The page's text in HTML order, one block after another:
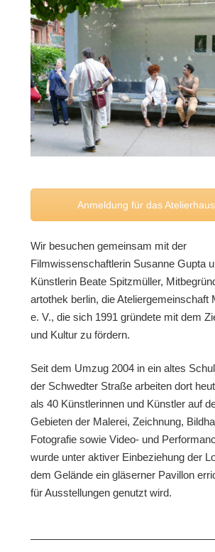
Anmeldung für das Atelierhaus
Wir besuchen gemeinsam mit der
Filmwissenschaftlerin Susanne Gupta
Künstlerin Beate Spitzmüller,
artothek berlin, die Ateliergemeinschaft
e. V., die sich 1991 gründete mit dem
und Kultur zu fördern.
Seit dem Umzug 2004 in ein altes
der Schwedter Straße arbeiten dort
als 40 Künstlerinnen und Künstler auf
Gebieten der Malerei, Zeichnung,
Fotografie sowie Video- und
wurde unter aktiver Einbeziehung der
dem Gelände ein gläserner Pavillon
für Ausstellungen genutzt wird.